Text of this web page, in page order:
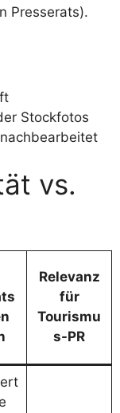
Presserats).
Stockfotos
vs.
Relevanz
für
Tourismu
s-PR